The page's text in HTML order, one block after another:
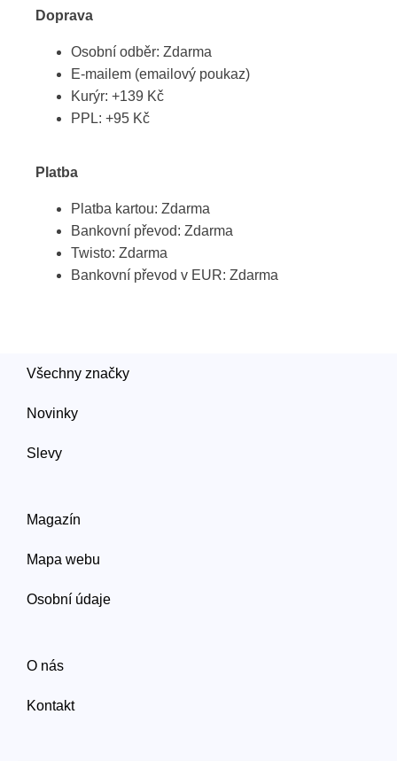
Doprava
Osobní odběr: Zdarma
E-mailem (emailový poukaz)
Kurýr: +139 Kč
PPL: +95 Kč
Platba
Platba kartou: Zdarma
Bankovní převod: Zdarma
Twisto: Zdarma
Bankovní převod v EUR: Zdarma
Všechny značky
Novinky
Slevy
Magazín
Mapa webu
Osobní údaje
O nás
Kontakt